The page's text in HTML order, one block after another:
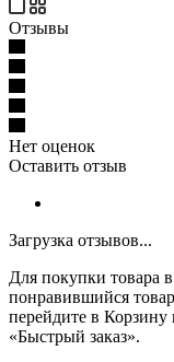
Отзывы
Нет оценок
Оставить отзыв
Загрузка отзывов...
Для покупки товара
понравившийся
перейдите в
«Быстрый заказ».